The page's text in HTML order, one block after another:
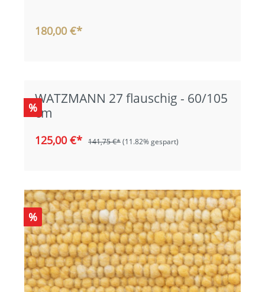
180,00 €*
%
WATZMANN 27 flauschig - 60/105
cm
125,00 €* 141,75 €*(11.82% gespart)
%